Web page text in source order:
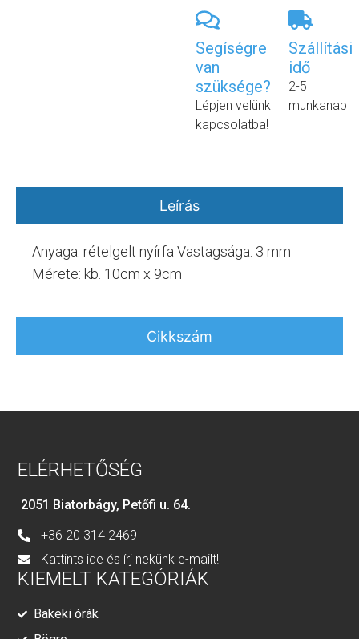
Segíségre
van
szüksége?
Lépjen velünk
kapcsolatba!
Szállítási
idő
2-5
munkanap
Leírás
Cikkszám
Anyaga: rételgelt nyírfa Vastagsága: 3 mm
Mérete: kb. 10cm x 9cm
ELÉRHETŐSÉG
2051 Biatorbágy, Petőfi u. 64.
+36 20 314 2469
Kattints ide és írj nekünk e-mailt!
KIEMELT KATEGÓRIÁK
Bakeki órák